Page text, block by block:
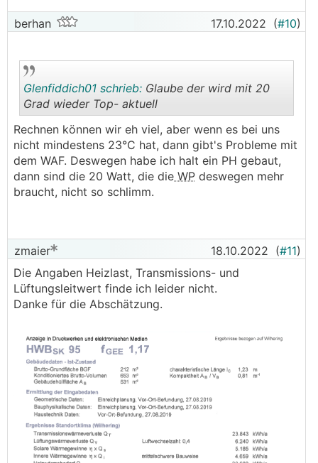
berhan 17.10.2022 (#10)
..
Glenfiddich01 schrieb: Glaube der wird mit 20
Grad wieder Top- aktuell
Rechnen können wir eh viel, aber wenn es bei uns
nicht mindestens 23°C hat, dann gibt's Probleme mit
dem WAF. Deswegen habe ich halt ein PH gebaut,
dann sind die 20 Watt, die die WP deswegen mehr
braucht, nicht so schlimm.
zmaier 18.10.2022 (#11)
Die Angaben Heizlast, Transmissions- und
Lüftungsleitwert finde ich leider nicht.
Danke für die Abschätzung.